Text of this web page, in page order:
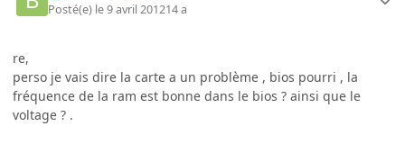
Posté(e) le 9 avril 201214 a
re,
perso je vais dire la carte a un problème , bios pourri , la
fréquence de la ram est bonne dans le bios ? ainsi que le
voltage ? .